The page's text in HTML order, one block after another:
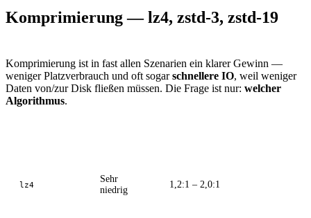
Komprimierung — lz4, zstd-3, zstd-19
Komprimierung ist in fast allen Szenarien ein klarer Gewinn —
weniger Platzverbrauch und oft sogarschnellere IO, weil weniger
Daten von/zur Disk fließen müssen. Die Frage ist nur: welcher
Algorithmus.
lz4
Sehr
niedrig
1,2:1 – 2,0:1